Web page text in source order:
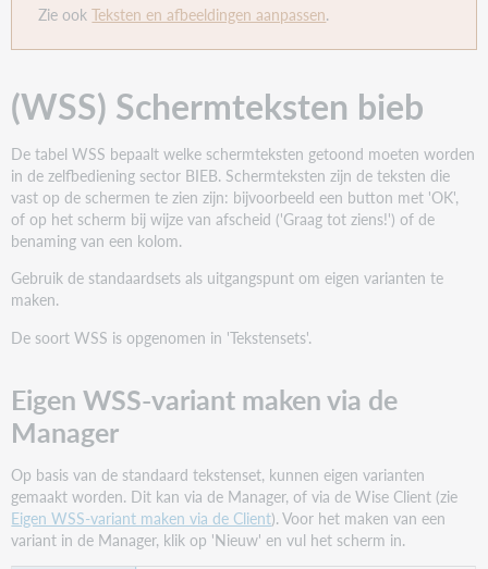
gevonden
[SIP] Exemplaar is niet uitleenbaar (R)
0055
Dit exemplaar kan niet worden geleend.
Exemplaar is niet uitleenbaar, geen reglement
gevonden [Gastreglement: {0}]
0102
Lener is van andere vestiging
0106
Deze pas is ongeldig.
Zie ookTeksten en afbeeldingen aanpassen.
(WSS) Schermteksten bieb
De tabel WSS bepaalt welke schermteksten getoond moeten worden
in de zelfbediening sector BIEB. Schermteksten zijn de teksten die
vast op de schermen te zien zijn: bijvoorbeeld een button met 'OK',
of op het scherm bij wijze van afscheid ('Graag tot ziens!') of de
benaming van een kolom.
Gebruik de standaardsets als uitgangspunt om eigen varianten te
maken.
De soort WSS is opgenomen in 'Tekstensets'.
Eigen WSS-variant maken via de
Manager
Op basis van de standaard tekstenset, kunnen eigen varianten
gemaakt worden. Dit kan via de Manager, of via de Wise Client (zie
Eigen WSS-variant maken via de Client). Voor het maken van een
variant in de Manager, klik op 'Nieuw' en vul het scherm in.